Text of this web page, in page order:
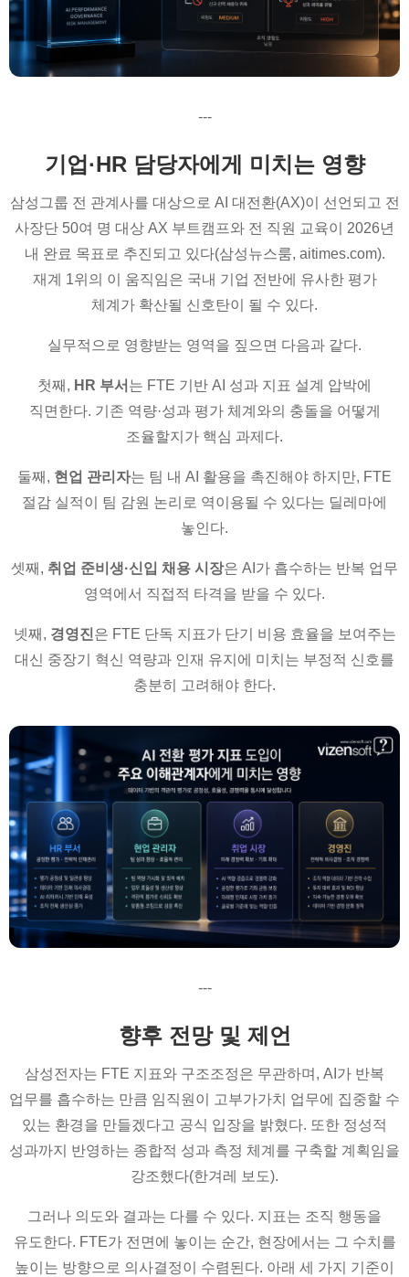
---
기업·HR 담당자에게 미치는 영향
삼성그룹 전 관계사를 대상으로 AI 대전환(AX)이 선언되고 전
사장단 50여 명 대상 AX 부트캠프와 전 직원 교육이 2026년
내 완료 목표로 추진되고 있다(삼성뉴스룸, aitimes.com).
재계 1위의 이 움직임은 국내 기업 전반에 유사한 평가
체계가 확산될 신호탄이 될 수 있다.
실무적으로 영향받는 영역을 짚으면 다음과 같다.
첫째, HR 부서 는 FTE 기반 AI 성과 지표 설계 압박에
직면한다. 기존 역량·성과 평가 체계와의 충돌을 어떻게
조율할지가 핵심 과제다.
둘째, 현업 관리자는 팀 내 AI 활용을 촉진해야 하지만, FTE
절감 실적이 팀 감원 논리로 역이용될 수 있다는 딜레마에
놓인다.
셋째, 취업 준비생·신입 채용 시장은 AI가 흡수하는 반복 업무
영역에서 직접적 타격을 받을 수 있다.
넷째, 경영진은 FTE 단독 지표가 단기 비용 효율을 보여주는
대신 중장기 혁신 역량과 인재 유지에 미치는 부정적 신호를
충분히 고려해야 한다.
---
향후 전망 및 제언
삼성전자는 FTE 지표와 구조조정은 무관하며, AI가 반복
업무를 흡수하는 만큼 임직원이 고부가가치 업무에 집중할 수
있는 환경을 만들겠다고 공식 입장을 밝혔다. 또한 정성적
성과까지 반영하는 종합적 성과 측정 체계를 구축할 계획임을
강조했다(한겨레 보도).
그러나 의도와 결과는 다를 수 있다. 지표는 조직 행동을
유도한다. FTE가 전면에 놓이는 순간, 현장에서는 그 수치를
높이는 방향으로 의사결정이 수렴된다. 아래 세 가지 기준이